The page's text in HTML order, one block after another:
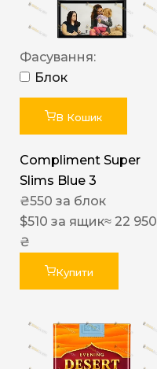
Фасування:
Блок
В Кошик
Compliment Super
Slims Blue 3
₴550 за блок
$510 за ящик≈ 22 950
₴
Купити